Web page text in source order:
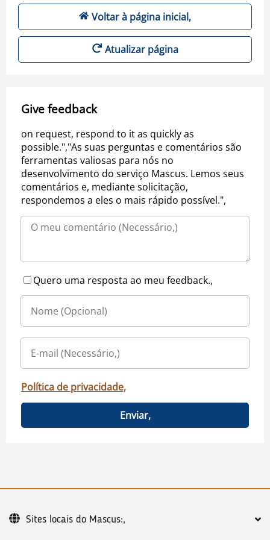
Voltar à página inicial,
Atualizar página
Give feedback
on request, respond to it as quickly as
possible.","As suas perguntas e comentários são
ferramentas valiosas para nós no
desenvolvimento do serviço Mascus. Lemos seus
comentários e, mediante solicitação,
respondemos a eles o mais rápido possível.",
Quero uma resposta ao meu feedback.,
Política de privacidade,
Enviar,
Sites locais do Mascus:,